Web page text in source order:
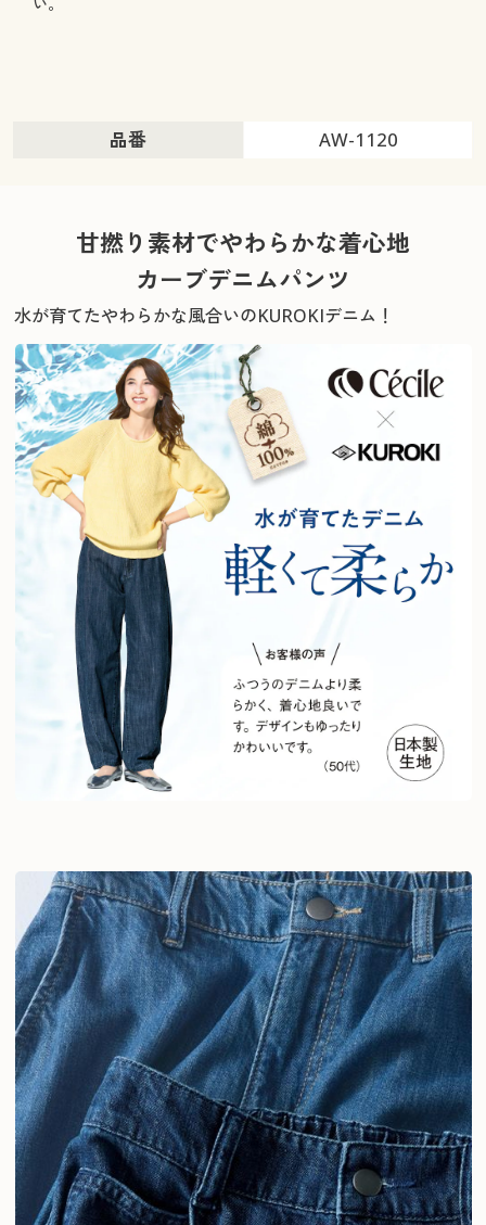
品番 AW-1120
甘撚り素材でやわらかな着心地
カーブデニムパンツ
水が育てたやわらかな風合いのKUROKIデニム！